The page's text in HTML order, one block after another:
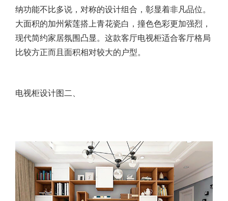
纳功能不比多说，对称的设计组合，彰显着非凡品位。
大面积的加州紫莲搭上青花瓷白，撞色色彩更加强烈，
现代简约家居氛围凸显。这款客厅电视柜适合客厅格局
比较方正而且面积相对较大的户型。
电视柜设计图二、